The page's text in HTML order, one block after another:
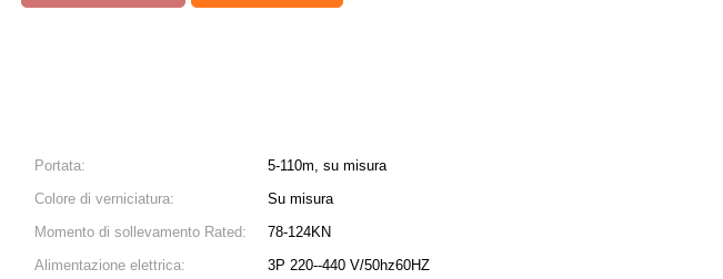
Portata:
5-110m, su misura
Colore di verniciatura:
Su misura
Momento di sollevamento Rated:
78-124KN
Alimentazione elettrica:
3P 220--440 V/50hz60HZ